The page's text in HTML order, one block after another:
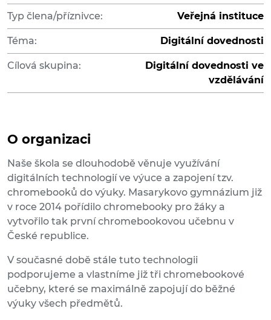
Typ člena/příznivce: Veřejná instituce
Téma: Digitální dovednosti
Cílová skupina:
Digitální dovednosti ve
vzdělávání
O organizaci
Naše škola se dlouhodobě věnuje využívání
digitálních technologií ve výuce a zapojení tzv.
chromebooků do výuky. Masarykovo gymnázium již
v roce 2014 pořídilo chromebooky pro žáky a
vytvořilo tak první chromebookovou učebnu v
České republice.
V současné době stále tuto technologii
podporujeme a vlastníme již tři chromebookové
učebny, které se maximálně zapojují do běžné
výuky všech předmětů.